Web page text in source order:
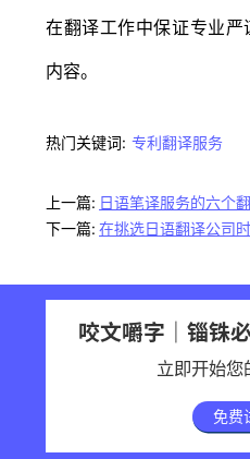
在翻译工作中保证专业
内容。
热门关键词: 专利翻译服务
上一篇: 日语笔译服务的六个
下一篇: 在挑选日语翻译公司
咬文嚼字｜锱铢
立即开始您
免费